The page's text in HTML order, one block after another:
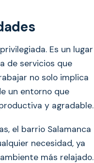
Es un lugar
de servicios que
no solo implica
un entorno que
y agradable.
el barrio Salamanca
necesidad, ya
más relajado.